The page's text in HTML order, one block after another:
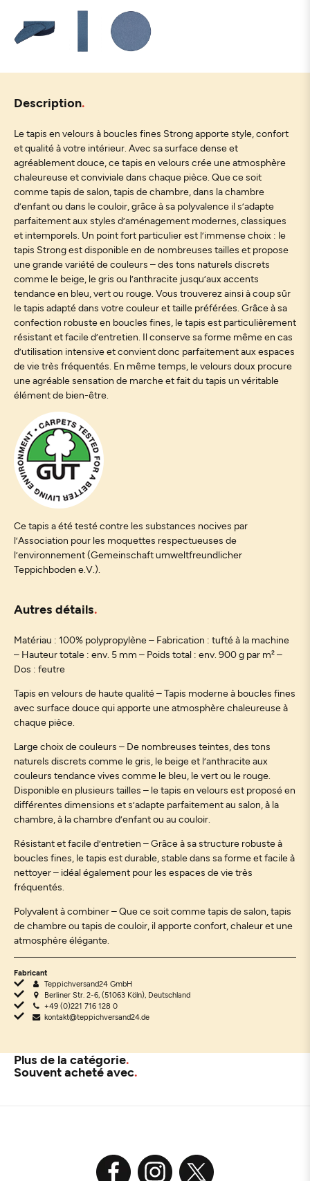
Description
Le tapis en velours à boucles fines Strong apporte style, confort
et qualité à votre intérieur. Avec sa surface dense et
agréablement douce, ce tapis en velours crée une atmosphère
chaleureuse et conviviale dans chaque pièce. Que ce soit
comme tapis de salon, tapis de chambre, dans la chambre
d’enfant ou dans le couloir, grâce à sa polyvalence il s’adapte
parfaitement aux styles d’aménagement modernes, classiques
et intemporels. Un point fort particulier est l’immense choix : le
tapis Strong est disponible en de nombreuses tailles et propose
une grande variété de couleurs – des tons naturels discrets
comme le beige, le gris ou l’anthracite jusqu’aux accents
tendance en bleu, vert ou rouge. Vous trouverez ainsi à coup sûr
le tapis adapté dans votre couleur et taille préférées. Grâce à sa
confection robuste en boucles fines, le tapis est particulièrement
résistant et facile d’entretien. Il conserve sa forme même en cas
d’utilisation intensive et convient donc parfaitement aux espaces
de vie très fréquentés. En même temps, le velours doux procure
une agréable sensation de marche et fait du tapis un véritable
élément de bien-être.
Ce tapis a été testé contre les substances nocives par
l’Association pour les moquettes respectueuses de
l’environnement (Gemeinschaft umweltfreundlicher
Teppichboden e.V.).
Autres détails
Matériau : 100% polypropylène – Fabrication : tufté à la machine
– Hauteur totale : env. 5 mm – Poids total : env. 900 g par m² –
Dos : feutre
Tapis en velours de haute qualité – Tapis moderne à boucles fines
avec surface douce qui apporte une atmosphère chaleureuse à
chaque pièce.
Large choix de couleurs – De nombreuses teintes, des tons
naturels discrets comme le gris, le beige et l’anthracite aux
couleurs tendance vives comme le bleu, le vert ou le rouge.
Disponible en plusieurs tailles – le tapis en velours est proposé en
différentes dimensions et s’adapte parfaitement au salon, à la
chambre, à la chambre d’enfant ou au couloir.
Résistant et facile d’entretien – Grâce à sa structure robuste à
boucles fines, le tapis est durable, stable dans sa forme et facile à
nettoyer – idéal également pour les espaces de vie très
fréquentés.
Polyvalent à combiner – Que ce soit comme tapis de salon, tapis
de chambre ou tapis de couloir, il apporte confort, chaleur et une
atmosphère élégante.
Fabricant
Teppichversand24 GmbH
Berliner Str. 2-6, (51063 Köln), Deutschland
+49 (0)221 716 128 0
kontakt@teppichversand24.de
Plus de la catégorie
Souvent acheté avec